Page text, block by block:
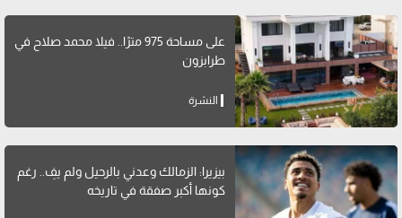
على مساحة 975 مترًا.. فيلا محمد صلاح في
طرابزون
النشرة
بيزيرا: الزمالك وعدني بالرحيل ولم يفِ.. رغم
كونها أكبر صفقة في تاريخه